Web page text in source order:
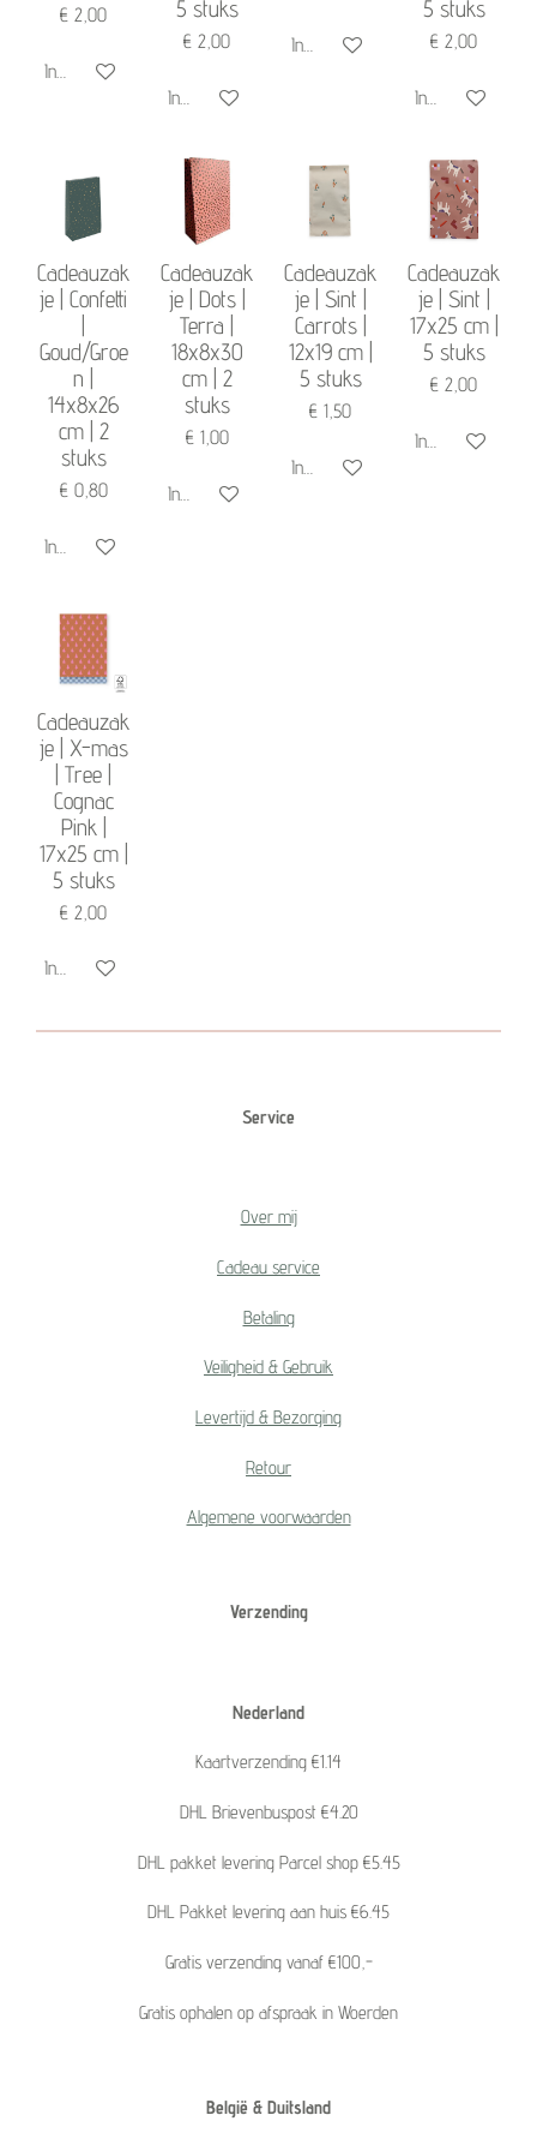
€ 2,00
In winkelwagen
5 stuks
€ 2,00
In winkelwagen
In winkelwagen
5 stuks
€ 2,00
In winkelwagen
Cadeauzak
je | Confetti
Goud/Groe
n |
14x8x26
cm | 2
stuks
€ 0,80
In winkelwagen
Cadeauzak
je | Dots |
Terra |
18x8x30
cm | 2
stuks
€ 1,00
In winkelwagen
Cadeauzak
je | Sint |
Carrots |
12x19 cm |
5 stuks
€ 1,50
In winkelwagen
Cadeauzak
je | Sint |
17x25 cm |
5 stuks
€ 2,00
In winkelwagen
Cadeauzak
je | X-mas
| Tree |
Cognac
Pink |
17x25 cm |
5 stuks
€ 2,00
In winkelwagen
Service
Over mij
Cadeau service
Betaling
Veiligheid & Gebruik
Levertijd & Bezorging
Retour
Algemene voorwaarden
Verzending
Nederland
Kaartverzending €1.14
DHL Brievenbuspost €4.20
DHL pakket levering Parcel shop €5.45
DHL Pakket levering aan huis €6.45
Gratis verzending vanaf €100,-
Gratis ophalen op afspraak in Woerden
België & Duitsland